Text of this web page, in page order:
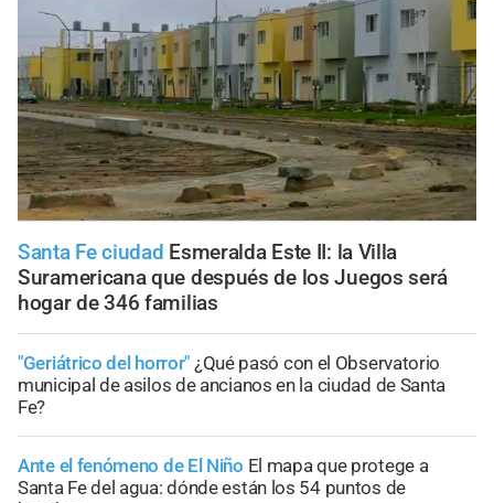
Santa Fe ciudad Esmeralda Este II: la Villa
Suramericana que después de los Juegos será
hogar de 346 familias
"Geriátrico del horror" ¿Qué pasó con el Observatorio
municipal de asilos de ancianos en la ciudad de Santa
Fe?
Ante el fenómeno de El Niño El mapa que protege a
Santa Fe del agua: dónde están los 54 puntos de